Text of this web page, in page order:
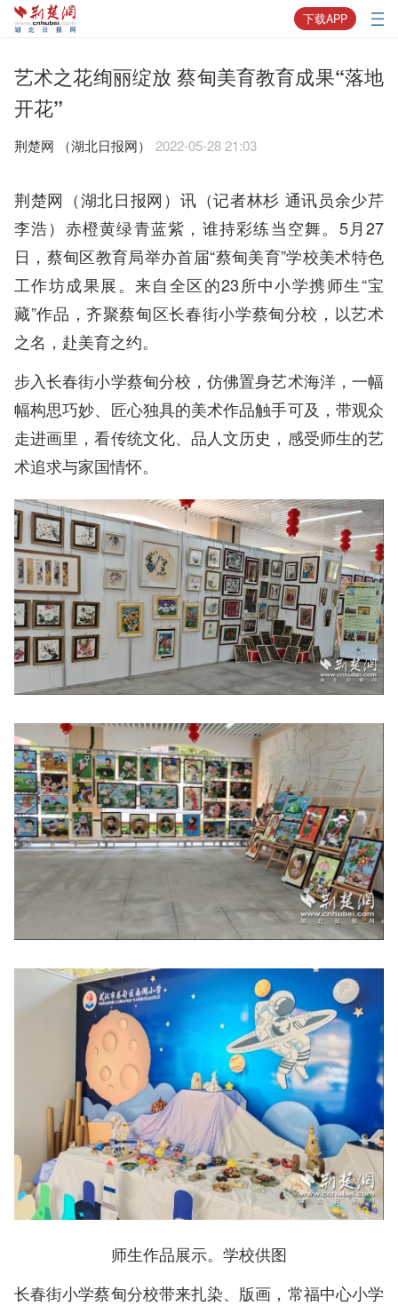
下载APP
艺术之花绚丽绽放 蔡甸美育教育成果“落地
开花”
荆楚网 ​（湖北日报网） 2022-05-28 21:03
荆楚网（湖北日报网）讯（记者林杉 通讯员余少芹
李浩）赤橙黄绿青蓝紫，谁持彩练当空舞。5月27
日，蔡甸区教育局举办首届“蔡甸美育”学校美术特色
工作坊成果展。来自全区的23所中小学携师生“宝
藏”作品，齐聚蔡甸区长春街小学蔡甸分校，以艺术
之名，赴美育之约。
步入长春街小学蔡甸分校，仿佛置身艺术海洋，一幅
幅构思巧妙、匠心独具的美术作品触手可及，带观众
走进画里，看传统文化、品人文历史，感受师生的艺
术追求与家国情怀。
师生作品展示。学校供图
长春街小学蔡甸分校带来扎染、版画，常福中心小学